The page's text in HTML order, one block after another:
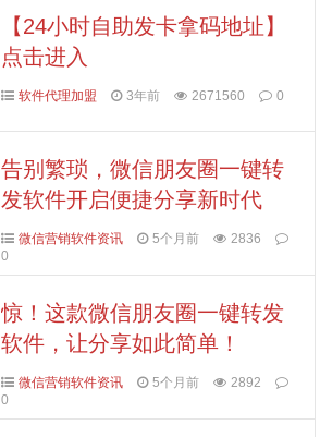
【24小时自助发卡拿码地址】
点击进入
软件代理加盟 3年前 2671560 0
告别繁琐，微信朋友圈一键转
发软件开启便捷分享新时代
微信营销软件资讯 5个月前
2836
0
惊！这款微信朋友圈一键转发
软件，让分享如此简单！
微信营销软件资讯 5个月前
2892
0